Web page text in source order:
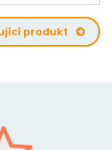
produkt